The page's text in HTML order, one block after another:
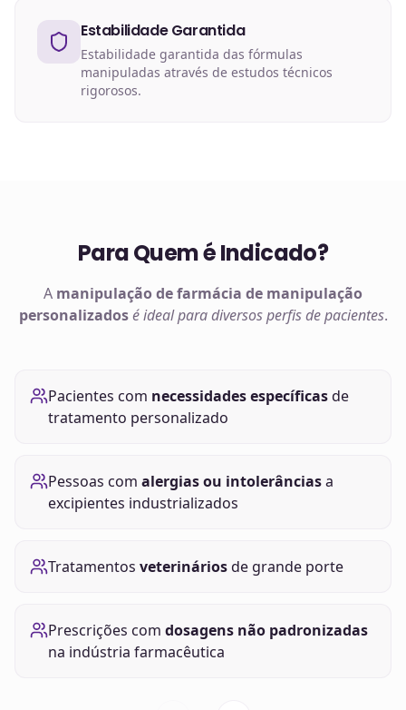
Estabilidade Garantida
Estabilidade garantida das fórmulas
manipuladas através de estudos técnicos
rigorosos.
Para Quem é Indicado?
A manipulação defarmácia de manipulação
personalizados é ideal para diversos perfis de pacientes.
Pacientes com necessidades específicasde
tratamento personalizado
Pessoas com alergias ou intolerânciasa
excipientes industrializados
Tratamentos veterináriosde grande porte
Prescrições com dosagens não padronizadas
na indústria farmacêutica